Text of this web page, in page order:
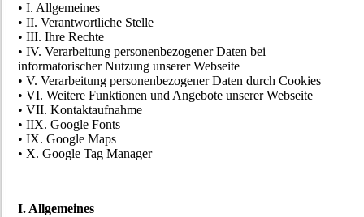
• I. Allgemeines
• II. Verantwortliche Stelle
• III. Ihre Rechte
• IV. Verarbeitung personenbezogener Daten bei
informatorischer Nutzung unserer Webseite
• V. Verarbeitung personenbezogener Daten durch Cookies
• VI. Weitere Funktionen und Angebote unserer Webseite
• VII. Kontaktaufnahme
• IIX. Google Fonts
• IX. Google Maps
• X. Google Tag Manager
I. Allgemeines